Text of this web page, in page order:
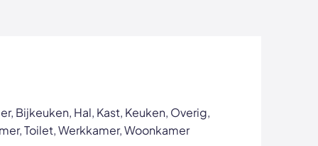
Bijkeuken, Hal, Kast, Keuken, Overig,
Toilet, Werkkamer, Woonkamer